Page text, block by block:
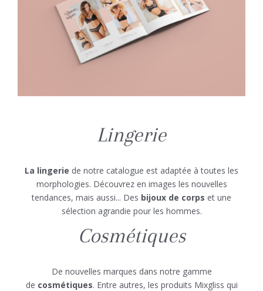
Lingerie
La lingerie de notre catalogue est adaptée à toutes les
morphologies. Découvrez en images les nouvelles
tendances, mais aussi... Des bijoux de corps et une
sélection agrandie pour les hommes.
Cosmétiques
De nouvelles marques dans notre gamme
de cosmétiques. Entre autres, les produits Mixgliss qui